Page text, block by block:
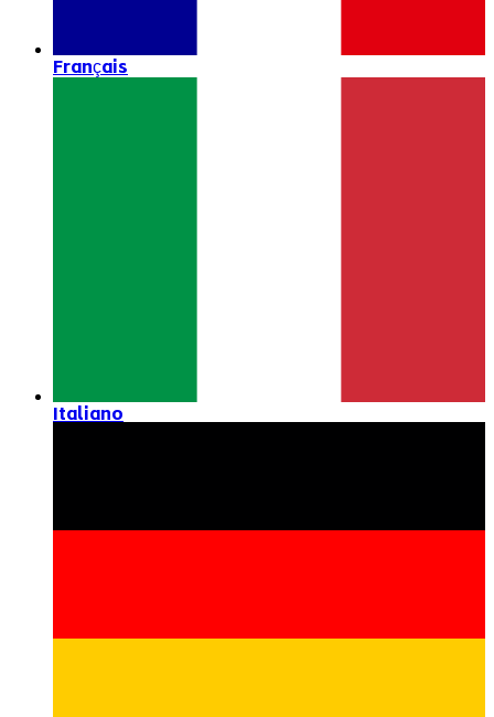
Français
Italiano